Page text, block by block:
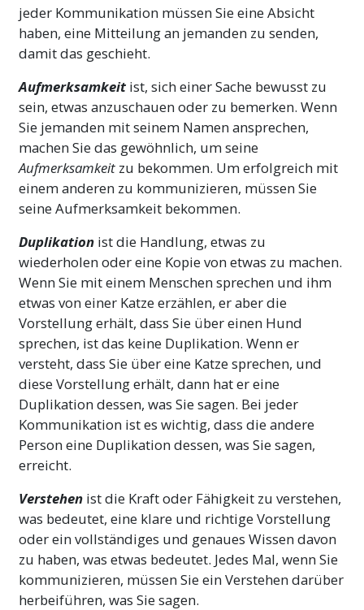
jeder Kommunikation müssen Sie eine Absicht
haben, eine Mitteilung an jemanden zu senden,
damit das geschieht.
Aufmerksamkeit ist, sich einer Sache bewusst zu
sein, etwas anzuschauen oder zu bemerken. Wenn
Sie jemanden mit seinem Namen ansprechen,
machen Sie das gewöhnlich, um seine
Aufmerksamkeit zu bekommen. Um erfolgreich mit
einem anderen zu kommunizieren, müssen Sie
seine Aufmerksamkeit bekommen.
Duplikation ist die Handlung, etwas zu
wiederholen oder eine Kopie von etwas zu machen.
Wenn Sie mit einem Menschen sprechen und ihm
etwas von einer Katze erzählen, er aber die
Vorstellung erhält, dass Sie über einen Hund
sprechen, ist das keine Duplikation. Wenn er
versteht, dass Sie über eine Katze sprechen, und
diese Vorstellung erhält, dann hat er eine
Duplikation dessen, was Sie sagen. Bei jeder
Kommunikation ist es wichtig, dass die andere
Person eine Duplikation dessen, was Sie sagen,
erreicht.
Verstehen ist die Kraft oder Fähigkeit zu verstehen,
was bedeutet, eine klare und richtige Vorstellung
oder ein vollständiges und genaues Wissen davon
zu haben, was etwas bedeutet. Jedes Mal, wenn Sie
kommunizieren, müssen Sie ein Verstehen darüber
herbeiführen, was Sie sagen.